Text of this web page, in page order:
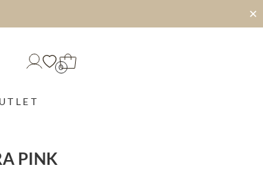
✕
0
PINK